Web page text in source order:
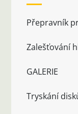
Přepravník
Zalešťování
GALERIE
Tryskání